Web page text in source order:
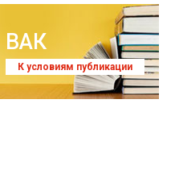
ВАК
К условиям публикации